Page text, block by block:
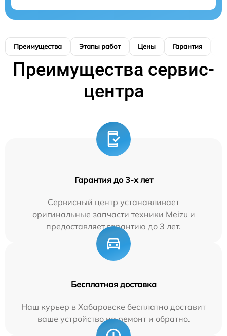
Преимущества Этапы работ Цены Гарантия
Преимущества сервис-
центра
Гарантия до 3-х лет
Сервисный центр устанавливает
оригинальные запчасти техники Meizu и
предоставляет гарантию до 3 лет.
Бесплатная доставка
Наш курьер в Хабаровске бесплатно доставит
ваше устройство на ремонт и обратно.